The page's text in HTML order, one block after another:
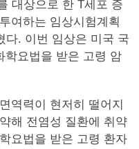
대상으로 한 T세포 증
여하는 임상시험계획
다. 이번 임상은 미국 국
학요법을 받은 고령 암
역력이 현저히 떨어지
해 전염성 질환에 취약
요법을 받은 고령 환자